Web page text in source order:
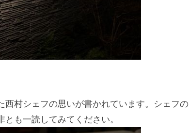
村シェフの思いが書かれています。シェフの
も一読してみてください。